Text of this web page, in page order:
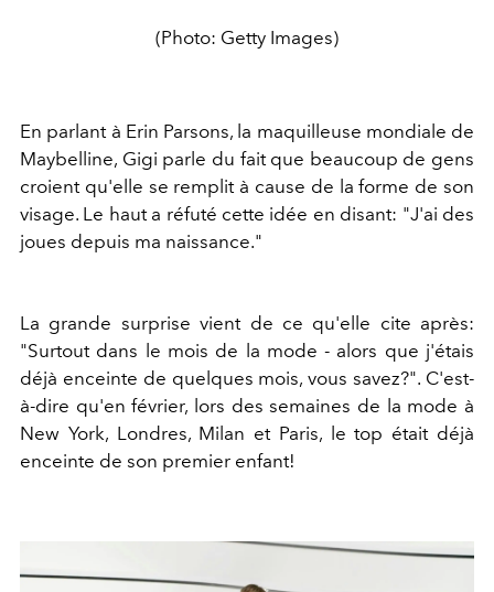
(Photo: Getty Images)
En parlant à Erin Parsons, la maquilleuse mondiale de
Maybelline, Gigi parle du fait que beaucoup de gens
croient qu'elle se remplit à cause de la forme de son
visage. Le haut a réfuté cette idée en disant: "J'ai des
joues depuis ma naissance."
La grande surprise vient de ce qu'elle cite après:
"Surtout dans le mois de la mode - alors que j'étais
déjà enceinte de quelques mois, vous savez?". C'est-
à-dire qu'en février, lors des semaines de la mode à
New York, Londres, Milan et Paris, le top était déjà
enceinte de son premier enfant!